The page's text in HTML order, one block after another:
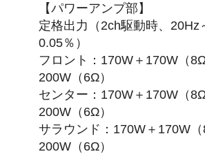
【パワーアンプ部】
定格出力（2ch駆動時、20Hz
0.05％）
フロント：170W＋170W（
200W（6Ω）
センター：170W＋170W（
200W（6Ω）
サラウンド：170W＋170W
200W（6Ω）